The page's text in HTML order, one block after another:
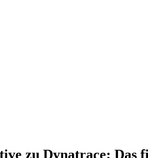
zu Dynatrace: Das